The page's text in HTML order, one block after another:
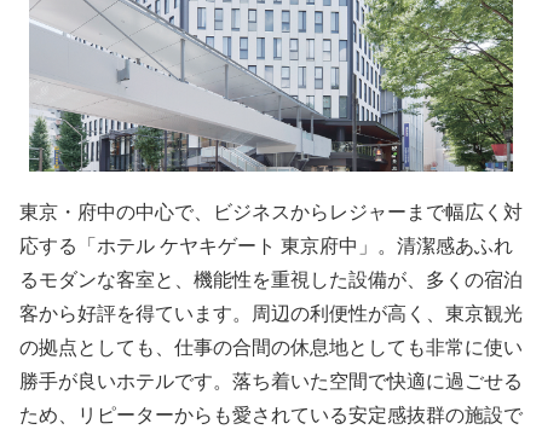
東京・府中の中心で、ビジネスからレジャーまで幅広く対
応する「ホテル ケヤキゲート 東京府中」。清潔感あふれ
るモダンな客室と、機能性を重視した設備が、多くの宿泊
客から好評を得ています。周辺の利便性が高く、東京観光
の拠点としても、仕事の合間の休息地としても非常に使い
勝手が良いホテルです。落ち着いた空間で快適に過ごせる
ため、リピーターからも愛されている安定感抜群の施設で